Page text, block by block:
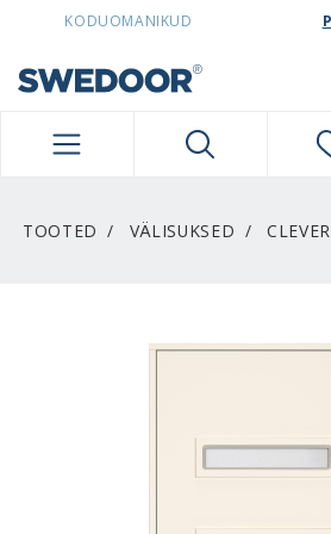
SWEDOORESTONIA
KODUOMANIKUD
TOOTED VÄLISUKSED